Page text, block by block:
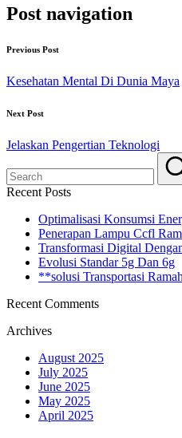
Post navigation
Previous Post
Kesehatan Mental Di Dunia Maya
Next Post
Jelaskan Pengertian Teknologi
Recent Posts
Optimalisasi Konsumsi
Penerapan Lampu Ccfl
Transformasi Digital
Evolusi Standar 5g Dan 6g
**solusi Transportasi
Recent Comments
Archives
August 2025
July 2025
June 2025
May 2025
April 2025